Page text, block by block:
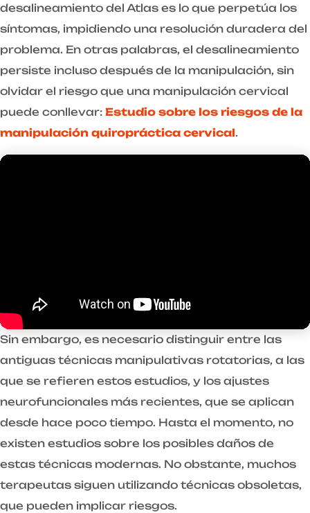
desalineamiento del Atlas es lo que perpetúa los
síntomas, impidiendo una resolución duradera del
problema. En otras palabras, el desalineamiento
persiste incluso después de la manipulación, sin
olvidar el riesgo que una manipulación cervical
puede conllevar: Estudio sobre los riesgos de la
manipulación quiropráctica cervical.
Sin embargo, es necesario distinguir entre las
antiguas técnicas manipulativas rotatorias, a las
que se refieren estos estudios, y los ajustes
neurofuncionales más recientes, que se aplican
desde hace poco tiempo. Hasta el momento, no
existen estudios sobre los posibles daños de
estas técnicas modernas. No obstante, muchos
terapeutas siguen utilizando técnicas obsoletas,
que pueden implicar riesgos.